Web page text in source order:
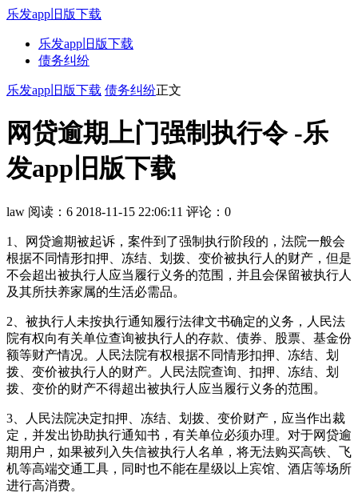
乐发app旧版下载
乐发app旧版下载
债务纠纷
乐发app旧版下载 债务纠纷正文
网贷逾期上门强制执行令 -乐
发app旧版下载
law 阅读：6 2018-11-15 22:06:11 评论：0
1、网贷逾期被起诉，案件到了强制执行阶段的，法院一般会
根据不同情形扣押、冻结、划拨、变价被执行人的财产，但是
不会超出被执行人应当履行义务的范围，并且会保留被执行人
及其所扶养家属的生活必需品。
2、被执行人未按执行通知履行法律文书确定的义务，人民法
院有权向有关单位查询被执行人的存款、债券、股票、基金份
额等财产情况。人民法院有权根据不同情形扣押、冻结、划
拨、变价被执行人的财产。人民法院查询、扣押、冻结、划
拨、变价的财产不得超出被执行人应当履行义务的范围。
3、人民法院决定扣押、冻结、划拨、变价财产，应当作出裁
定，并发出协助执行通知书，有关单位必须办理。对于网贷逾
期用户，如果被列入失信被执行人名单，将无法购买高铁、飞
机等高端交通工具，同时也不能在星级以上宾馆、酒店等场所
进行高消费。